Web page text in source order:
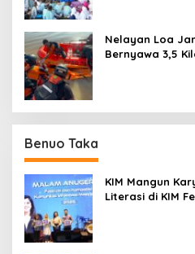
Nelayan Loa
Bernyawa 3,5
Benuo Taka
KIM Mangun
Literasi di KIM